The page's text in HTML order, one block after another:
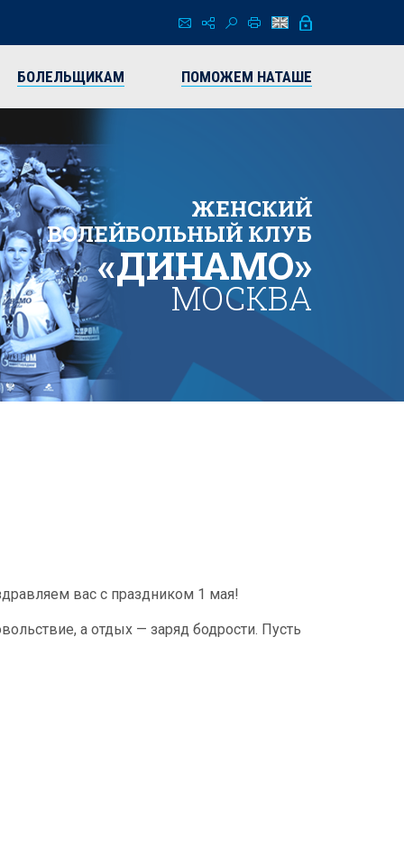
БОЛЕЛЬЩИКАМ ПОМОЖЕМ НАТАШЕ
ЖЕНСКИЙ
ВОЛЕЙБОЛЬНЫЙ КЛУБ
«ДИНАМО»
МОСКВА
вас с праздником 1 мая!
а отдых — заряд бодрости. Пусть